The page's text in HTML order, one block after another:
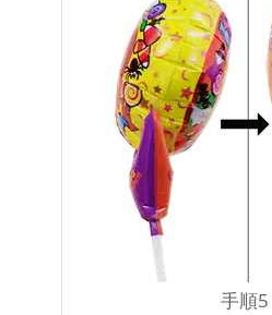
手順5